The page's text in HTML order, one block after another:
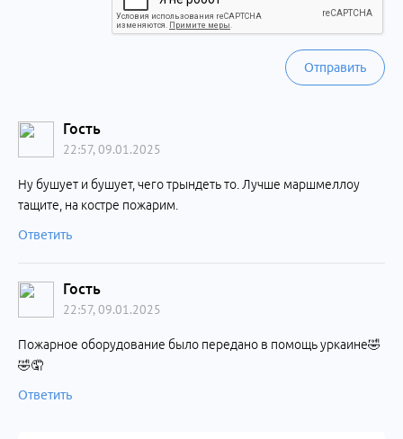
Отправить
Гость
22:57, 09.01.2025
Ну бушует и бушует, чего трындеть то. Лучше маршмеллоу
тащите, на костре пожарим.
Ответить
Гость
22:57, 09.01.2025
Пожарное оборудование было передано в помощь уркаине🤣
🤣🤦
Ответить